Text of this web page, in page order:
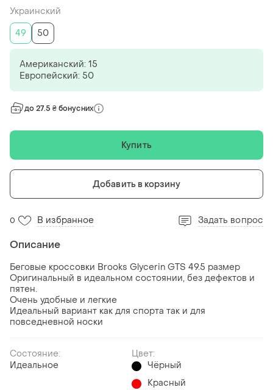
Украинский
49
50
Американский: 15
Европейский: 50
до 27.5 ₴ бонусних
Купить
Добавить в корзину
0 В избранное Задать вопрос
Описание
Беговые кроссовки Brooks Glycerin GTS 49.5 размер
Оригинальный в идеальном состоянии, без дефектов и
пятен.
Очень удобные и легкие
Идеальный вариант как для спорта так и для
повседневной носки
Состояние:
Идеальное
Цвет:
Чёрный
Красный